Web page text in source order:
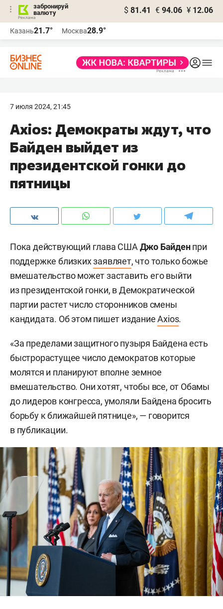
забронируй
валюту
$ 81.41 € 94.06 ¥ 12.06
Казань21.7° Москва28.9°
7 июля 2024, 21:45
Axios: Демократы ждут, что
Байден выйдет из
президентской гонки до
пятницы
Пока действующий глава США Джо Байденпри
поддержке близкихзаявляет, что только божье
вмешательство может заставить его выйти
из президентской гонки, в Демократической
партии растет число сторонников смены
кандидата. Об этом пишет изданиеAxios.
«За пределами защитного пузыря Байдена есть
быстрорастущее число демократов которые
молятся и планируют вполне земное
вмешательство. Они хотят, чтобы все, от Обамы
до лидеров конгресса, умоляли Байдена бросить
борьбу к ближайшей пятнице», — говорится
в публикации.